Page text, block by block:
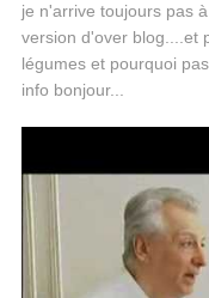
je n'arrive toujours pas
version d'over blog....et
légumes et pourquoi
info bonjour...